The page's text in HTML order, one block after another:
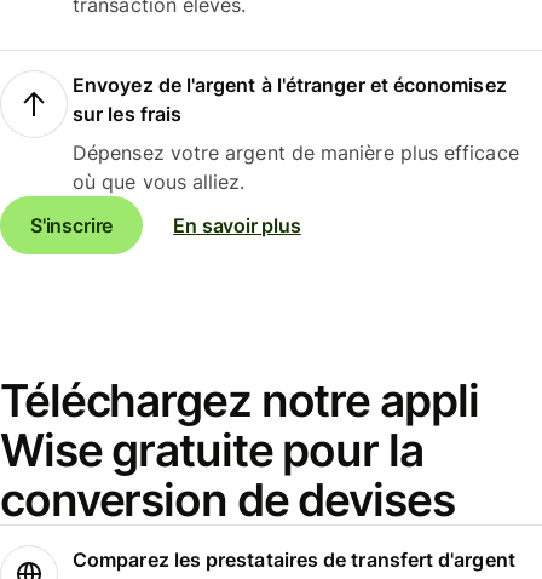
transaction élevés.
Envoyez de l'argent à l'étranger et économisez
sur les frais
Dépensez votre argent de manière plus efficace
où que vous alliez.
S'inscrire
En savoir plus
Téléchargez notre appli
Wise gratuite pour la
conversion de devises
Comparez les prestataires de transfert d'argent